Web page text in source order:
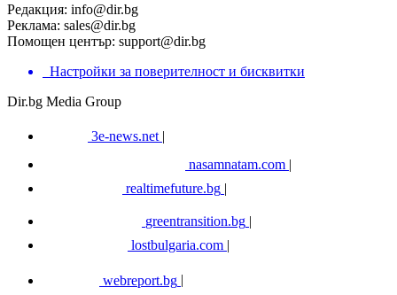
Редакция: info@dir.bg
Реклама: sales@dir.bg
Помощен център: support@dir.bg
Настройки за поверителност и бисквитки
Dir.bg Media Group
3e-news.net |
nasamnatam.com |
realtimefuture.bg |
greentransition.bg |
lostbulgaria.com |
webreport.bg